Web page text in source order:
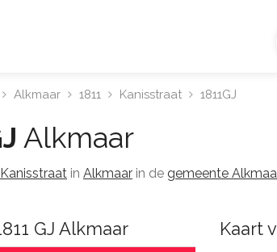
Alkmaar 1811 Kanisstraat 1811GJ
Alkmaar
Kanisstraat in Alkmaar in de gemeente
GJ Alkmaar Kaart